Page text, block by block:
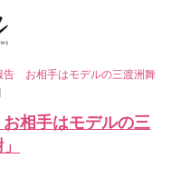
告 お相手はモデルの三渡洲舞
相手はモデルの三